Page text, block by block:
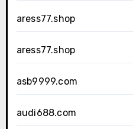
aress77.shop
aress77.shop
asb9999.com
audi688.com